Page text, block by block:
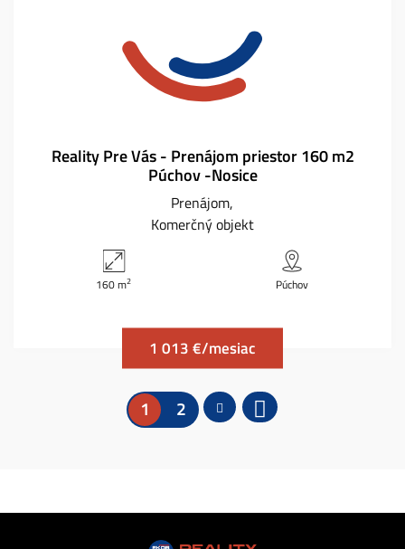
Reality Pre Vás - Prenájom priestor 160 m2
Púchov -Nosice
Prenájom
Komerčný objekt
160 m2 Púchov
1 013 €/mesiac
1 2